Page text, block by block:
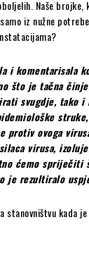
Naše brojke,
iz nužne
i komentarisala
što je tačna
svugdje, tako i
protiv ovoga
virusa,
ćemo
je rezultiralo
stanovništvu kada